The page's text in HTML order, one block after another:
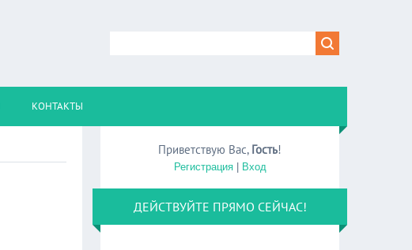
КОНТАКТЫ
Приветствую Вас, Гость!
Регистрация| Вход
ДЕЙСТВУЙТЕ ПРЯМО СЕЙЧАС!